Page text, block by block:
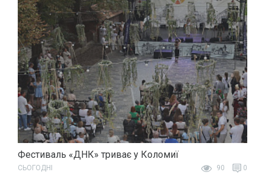
Фестиваль «ДНК» триває у Коломиї
СЬОГОДНІ 90 0